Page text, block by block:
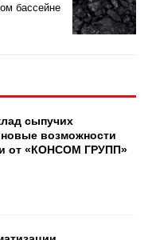
бассейне
сыпучих
возможности
от «КОНСОМ ГРУПП»